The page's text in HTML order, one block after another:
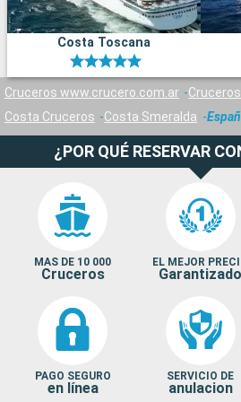
Costa Toscana
Cruceros www.crucero.com.ar
Costa Cruceros
Costa Smeralda
¿POR QUÉ RESERVAR
MAS DE 10 000
Cruceros
EL MEJOR
Garantizado
PAGO SEGURO
en línea
SERVICIO DE
anulacion